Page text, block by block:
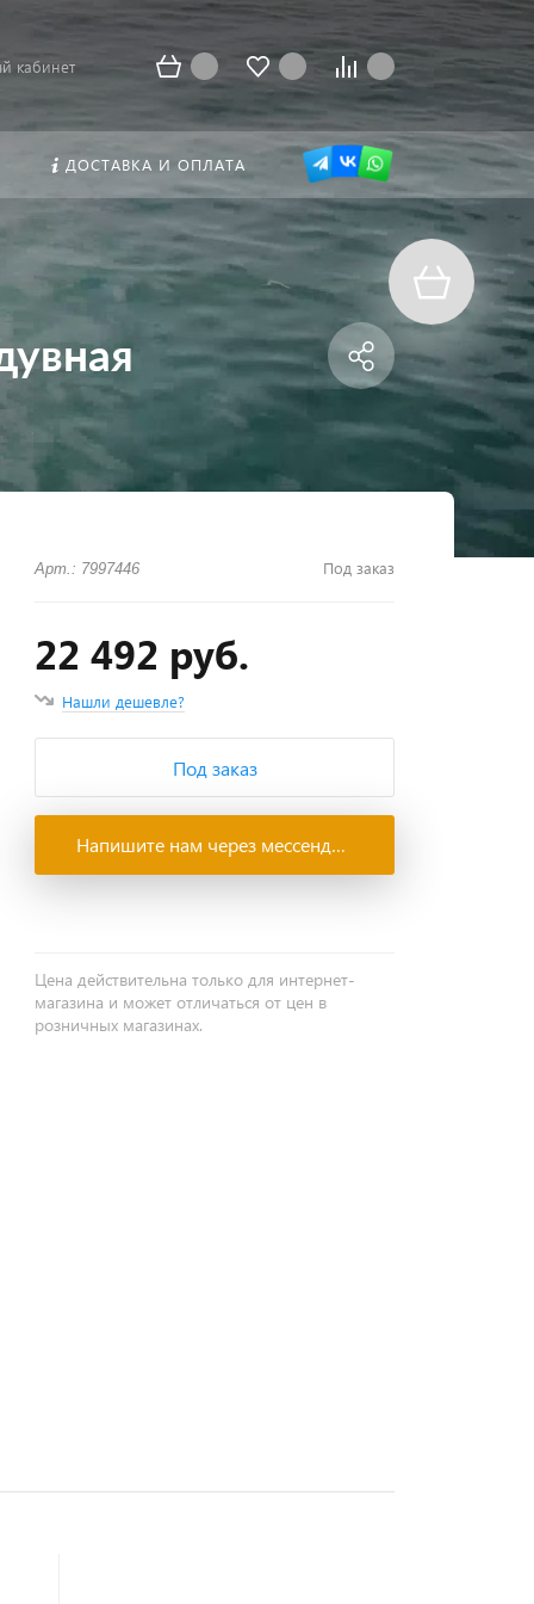
кабинет
ДОСТАВКА И ОПЛАТА
Арт.: 7997446 Под заказ
22 492 руб.
Нашли дешевле?
Под заказ
Напишите нам через мессенджеры
Цена действительна только для интернет-
магазина и может отличаться от цен в
розничных магазинах.